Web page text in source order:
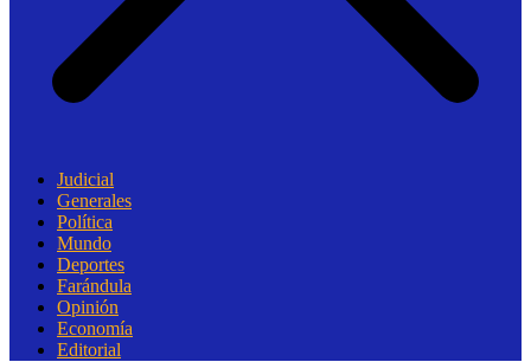
Judicial
Generales
Política
Mundo
Deportes
Farándula
Opinión
Economía
Editorial